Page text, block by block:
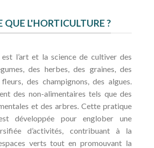
QUE L'HORTICULTURE ?
est l’art et la science de cultiver des
des herbes, des graines, des
des champignons, des algues.
des non-alimentaires tels que des
et des arbres. Cette pratique
développée pour englober une
d’activités, contribuant à la
verts tout en promouvant la